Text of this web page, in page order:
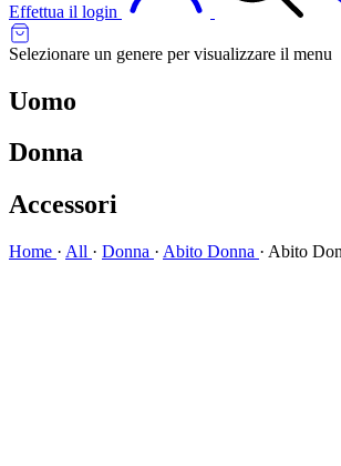
Effettua il login
Selezionare un genere per visualizzare il menu
Uomo
Donna
Accessori
Home · All · Donna · Abito Donna · Abito